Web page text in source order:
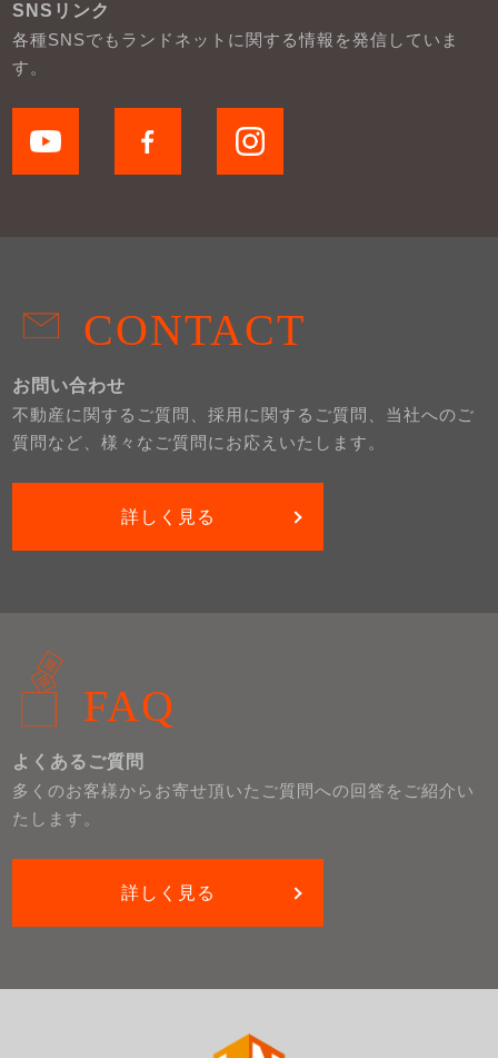
SNSリンク
各種SNSでもランドネットに関する情報を発信していま
す。
CONTACT
お問い合わせ
不動産に関するご質問、採用に関するご質問、当社へのご
質問など、様々なご質問にお応えいたします。
詳しく見る
FAQ
よくあるご質問
多くのお客様からお寄せ頂いたご質問への回答をご紹介い
たします。
詳しく見る